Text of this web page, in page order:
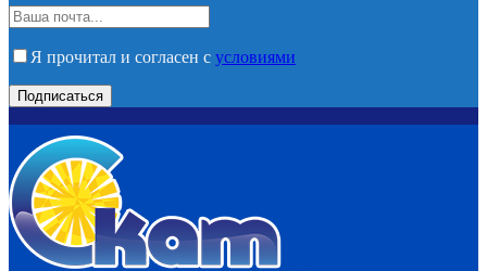
Я прочитал и согласен с условиями